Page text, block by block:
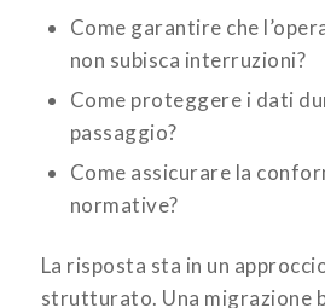
Come garantire che
non subisca interruzioni?
Come proteggere i dati
passaggio?
Come assicurare la
normative?
La risposta sta in un
strutturato. Una migrazione